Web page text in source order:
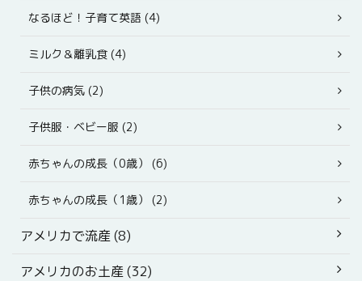
なるほど！子育て英語 (4)
ミルク＆離乳食 (4)
子供の病気 (2)
子供服・ベビー服 (2)
赤ちゃんの成長（0歳） (6)
赤ちゃんの成長（1歳） (2)
アメリカで流産 (8)
アメリカのお土産 (32)